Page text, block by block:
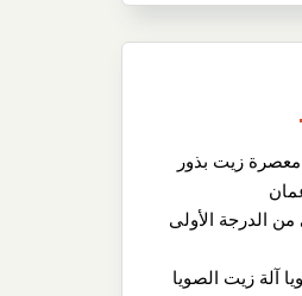
زيت بذور
الدرجة الأولى
آلة زيت الصويا